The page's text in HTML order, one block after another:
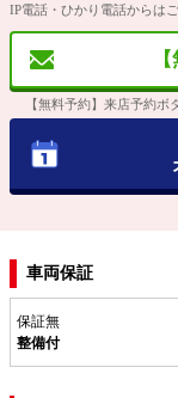
IP電話・ひかり電話からは
【無料予約】来店予約
車両保証
保証無
整備付